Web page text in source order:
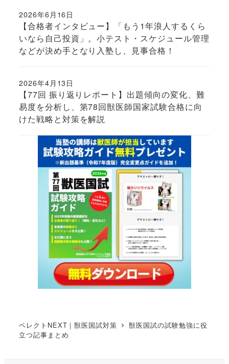
【合格者インタビュー】「もう1年浪人するくら
いなら自己投資」。小テスト・スケジュール管理
などが決め手となり入塾し、見事合格！
投稿日
2026年6月16日
【77回 振り返りレポート】出題傾向の変化、難
易度を分析し、第78回獣医師国家試験合格に向
けた戦略と対策を解説
投稿日
2026年4月13日
ベレクトNEXT｜獣医国試対策
獣医国試の試験勉強に役
立つ記事まとめ